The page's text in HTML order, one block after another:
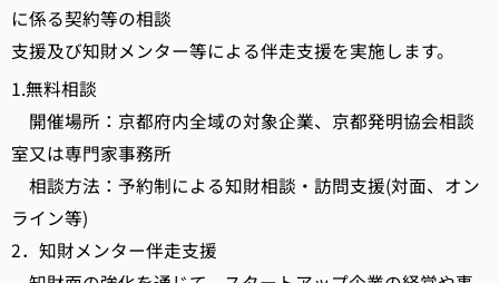
に係る契約等の相談
支援及び知財メンター等による伴走支援を実施します。
1.無料相談
開催場所：京都府内全域の対象企業、京都発明協会相談
室又は専門家事務所
相談方法：予約制による知財相談・訪問支援(対面、オン
ライン等)
2．知財メンター伴走支援